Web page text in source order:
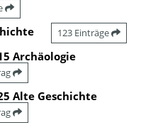
123 Einträge
Archäologie
Alte Geschichte